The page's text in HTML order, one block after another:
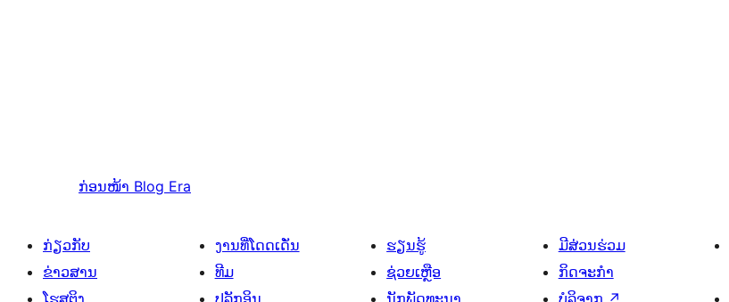
ກ່ອນໜ້າ Blog Era
ກ່ຽວກັບ
ຂ່າວສານ
ງານທີ່ໂດດເດັ່ນ
ທີມ
ຮຽນຮູ້
ຊ່ວຍເຫຼືອ
ມີສ່ວນຮ່ວມ
ກິດຈະກຳ